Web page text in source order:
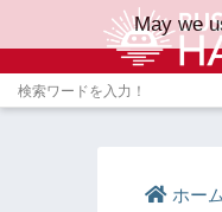
ホー
May we